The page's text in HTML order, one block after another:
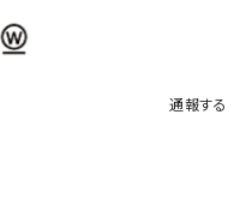
通報する